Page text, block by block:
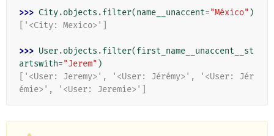
>>> City.objects .filter(name__unaccent="México" )
['<City: Mexico>']
>>> User.objects .filter(first_name__unaccent__st
artswith="Jerem" )
['<User: Jeremy>', '<User: Jérémy>', '<User: Jér
émie>', '<User: Jeremie>']